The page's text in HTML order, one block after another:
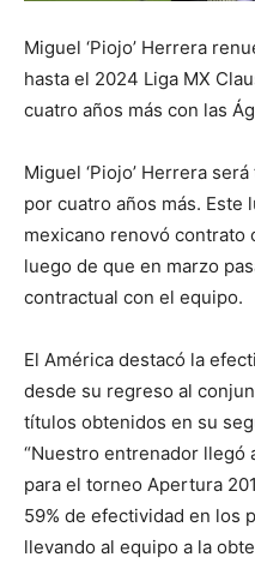
Miguel ‘Piojo’ Herrera
hasta el 2024 Liga MX
cuatro años más con las
Miguel ‘Piojo’ Herrera
por cuatro años más. Este
mexicano renovó contrato
luego de que en marzo
contractual con el equipo.
El América destacó la
desde su regreso al
títulos obtenidos en su
“Nuestro entrenador llegó
para el torneo Apertura
59% de efectividad en los
llevando al equipo a la